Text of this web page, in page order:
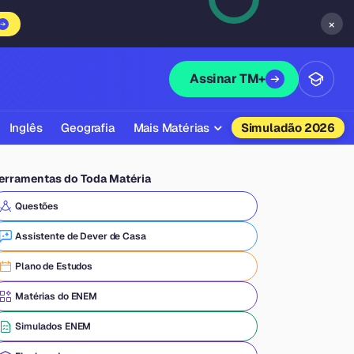
×
Assinar TM+
Inglês Geografia Mais Matérias
Química
Física
Filosofia
Literatura
Simuladão 2026
do Toda Matéria
Questões
Assistente de Dever de Casa
Plano de Estudos
Matérias do ENEM
Simulados ENEM